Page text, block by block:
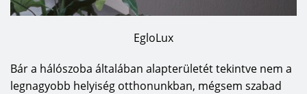
EgloLux
Bár a hálószoba általában alapterületét tekintve nem a
legnagyobb helyiség otthonunkban, mégsem szabad